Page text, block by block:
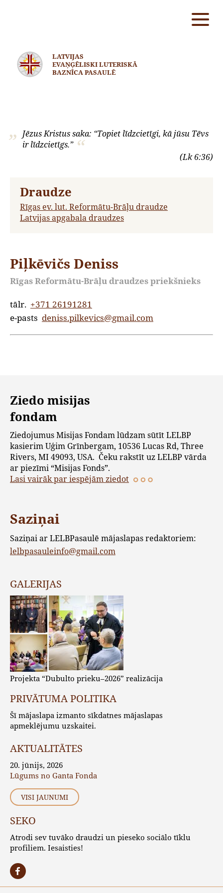
LATVIJAS
EVAŅĢĒLISKI LUTERISKĀ
BAZNĪCA PASAULĒ
Jēzus Kristus saka: “Topiet līdzcietīgi, kā jūsu Tēvs
ir līdzcietīgs.”
(Lk 6:36)
Draudze
Rīgas ev. lut. Reformātu-Brāļu draudze
Latvijas apgabala draudzes
Piļkēvičs Deniss
Rīgas Reformātu-Brāļu draudzes priekšnieks
tālr. +371 26191281
e-pasts deniss.pilkevics@gmail.com
Ziedo misijas
fondam
Ziedojumus Misijas Fondam lūdzam sūtīt LELBP
kasierim Uģim Grīnbergam, 10536 Lucas Rd, Three
Rivers, MI 49093, USA. Čeku rakstīt uz LELBP vārda
ar piezīmi “Misijas Fonds”.
Lasi vairāk par iespējām ziedot
Saziņai
Saziņai ar LELBPasaulē mājaslapas redaktoriem:
lelbpasauleinfo@gmail.com
GALERIJAS
Projekta “Dubulto prieku–2026” realizācija
PRIVĀTUMA POLITIKA
Šī mājaslapa izmanto sīkdatnes mājaslapas
apmeklējumu uzskaitei.
AKTUALITĀTES
20. jūnijs, 2026
Lūgums no Ganta Fonda
VISI JAUNUMI
SEKO
Atrodi sev tuvāko draudzi un pieseko sociālo tīklu
profiliem. Iesaisties!